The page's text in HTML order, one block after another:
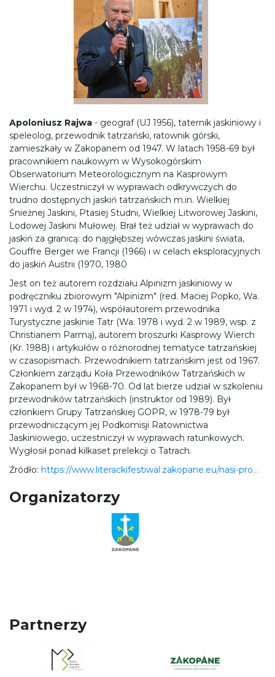
Apoloniusz Rajwa - geograf (UJ 1956), taternik jaskiniowy i
speleolog, przewodnik tatrzański, ratownik górski,
zamieszkały w Zakopanem od 1947. W latach 1958-69 był
pracownikiem naukowym w Wysokogórskim
Obserwatorium Meteorologicznym na Kasprowym
Wierchu. Uczestniczył w wyprawach odkrywczych do
trudno dostępnych jaskiń tatrzańskich m.in. Wielkiej
Śnieżnej Jaskini, Ptasiej Studni, Wielkiej Litworowej Jaskini,
Lodowej Jaskini Mułowej. Brał też udział w wyprawach do
jaskiń za granicą: do najgłębszej wówczas jaskini świata,
Gouffre Berger we Francji (1966) i w celach eksploracyjnych
do jaskiń Austrii (1970, 1980
Jest on też autorem rozdziału Alpinizm jaskiniowy w
podręczniku zbiorowym "Alpinizm" (red. Maciej Popko, Wa.
1971 i wyd. 2 w 1974), współautorem przewodnika
Turystyczne jaskinie Tatr (Wa. 1978 i wyd. 2 w 1989, wsp. z
Christianem Parmą), autorem broszurki Kasprowy Wierch
(Kr. 1988) i artykułów o różnorodnej tematyce tatrzańskiej
w czasopismach. Przewodnikiem tatrzańskim jest od 1967.
Członkiem zarządu Koła Przewodników Tatrzańskich w
Zakopanem był w 1968-70. Od lat bierze udział w szkoleniu
przewodników tatrzańskich (instruktor od 1989). Był
członkiem Grupy Tatrzańskiej GOPR, w 1978-79 był
przewodniczącym jej Podkomisji Ratownictwa
Jaskiniowego, uczestniczył w wyprawach ratunkowych.
Wygłosił ponad kilkaset prelekcji o Tatrach.
Źródło: https://www.literackifestiwal.zakopane.eu/nasi-pro...
Organizatorzy
Partnerzy